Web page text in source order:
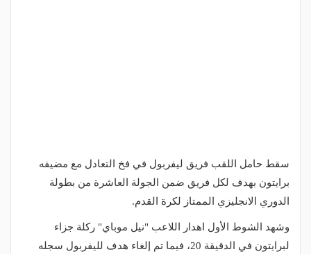
سقط حامل اللقب فريق ليفربول في فخ التعادل مع مضيفه
برايتون بهدف لكل فريق ضمن الجولة العاشرة من بطولة
الدوري الانجليزي الممتاز لكرة القدم.
وشهد الشوط الأول اهدار اللاعب "نيل موباي" ركلة جزاء
لبرايتون في الدقيقة 20، فيما تم إلغاء هدف لليفربول سجله